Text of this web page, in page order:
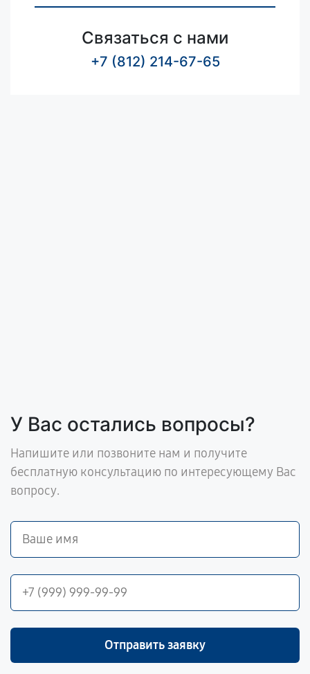
Связаться с нами
+7 (812) 214-67-65
У Вас остались вопросы?
Напишите или позвоните нам и получите
бесплатную консультацию по интересующему Вас
вопросу.
Отправить заявку